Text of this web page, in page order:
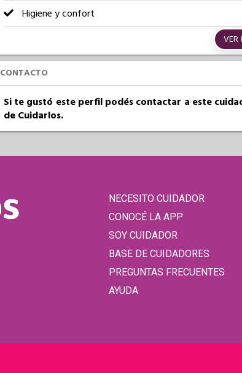
Higiene y confort
VER
CONTACTO
Si te gustó este perfil podés contactar a este
de Cuidarlos.
NECESITO CUIDADOR
CONOCÉ LA APP
SOY CUIDADOR
BASE DE CUIDADORES
PREGUNTAS FRECUENTES
AYUDA